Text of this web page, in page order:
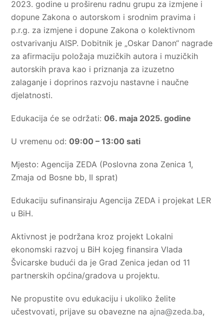
2023. godine u proširenu radnu grupu za izmjene i
dopune Zakona o autorskom i srodnim pravima i
p.r.g. za izmjene i dopune Zakona o kolektivnom
ostvarivanju AISP. Dobitnik je „Oskar Danon“ nagrade
za afirmaciju položaja muzičkih autora i muzičkih
autorskih prava kao i priznanja za izuzetno
zalaganje i doprinos razvoju nastavne i naučne
djelatnosti.
Edukacija će se održati:06. maja 2025. godine
U vremenu od:09:00 – 13:00 sati
Mjesto: Agencija ZEDA (Poslovna zona Zenica 1,
Zmaja od Bosne bb, II sprat)
Edukaciju sufinansiraju Agencija ZEDA i projekat LER
u BiH.
Aktivnost je podržana kroz projekt Lokalni
ekonomski razvoj u BiH kojeg finansira Vlada
Švicarske budući da je Grad Zenica jedan od 11
partnerskih općina/gradova u projektu.
Ne propustite ovu edukaciju i ukoliko želite
učestvovati, prijave su obavezne na ajna@zeda.ba,